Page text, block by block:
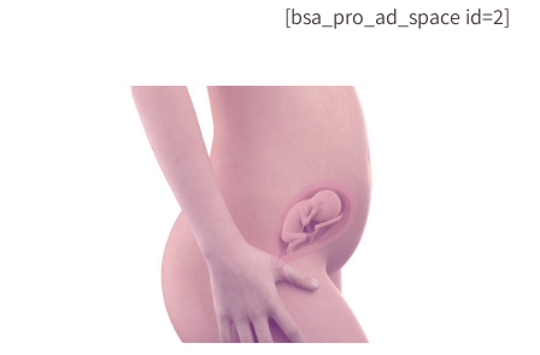
[bsa_pro_ad_space id=2]